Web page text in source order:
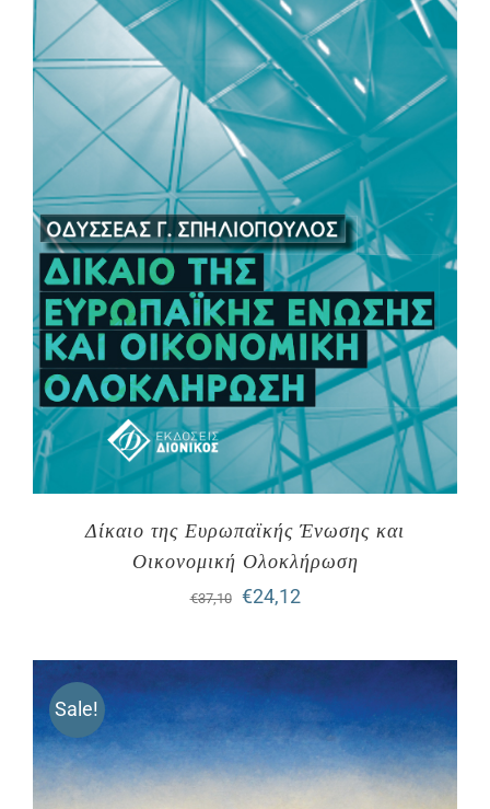
Δίκαιο της Ευρωπαϊκής Ένωσης και
Οικονομική Ολοκλήρωση
€37,10
Original
€37,10.
€24,12Η
είναι:
€24,12.
Sale!